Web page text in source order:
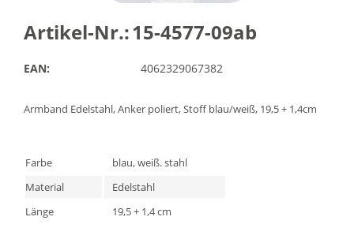
Artikel-Nr.:15-4577-09ab
EAN: 4062329067382
Armband Edelstahl, Anker poliert, Stoff blau/weiß, 19,5 + 1,4cm
Farbe
blau, weiß. stahl
Material
Edelstahl
Länge
19,5 + 1,4 cm